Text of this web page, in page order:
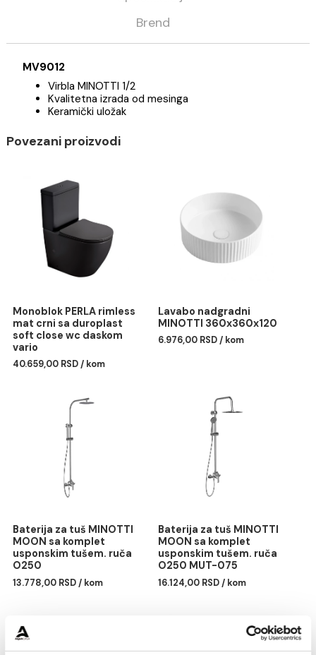
Opis
Brend
MV9012
Kvalitetna izrada od mesinga
Keramički uložak
Povezani proizvodi
Monoblok PERLA rimless
mat crni sa duroplast
soft close wc daskom
40.659,00 RSD / kom
Lavabo nadgradni
MINOTTI 360x360x120
6.976,00 RSD / kom